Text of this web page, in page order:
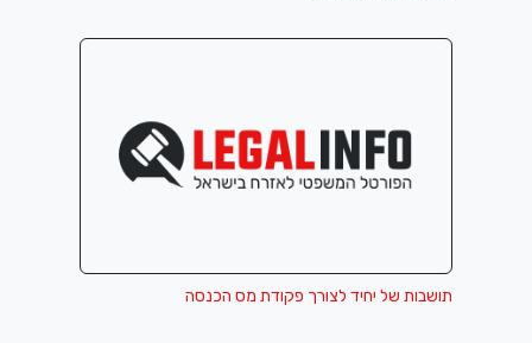
תושבות של יחיד לצורך פקודת מס הכנסה